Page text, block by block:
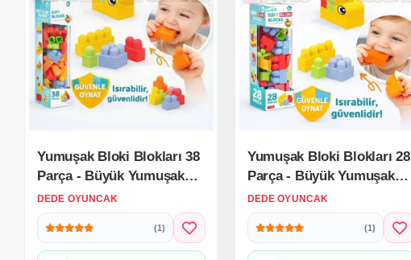
Yumuşak Bloki Blokları 38
Parça - Büyük Yumuşak
Bloklar - Büyük Soft Lego
Oyuncakları
DEDE OYUNCAK
(1)
Yumuşak Bloki Blokları 28
Parça - Büyük Yumuşak
Bloklar - Büyük Soft Lego
Oyuncakları
DEDE OYUNCAK
(1)